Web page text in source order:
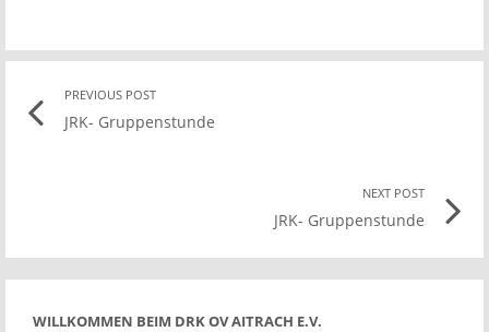
PostPREVIOUS POST
JRK- Gruppenstunde
NEXT POST
JRK- Gruppenstunde
link
WILLKOMMEN BEIM DRK OV AITRACH E.V.